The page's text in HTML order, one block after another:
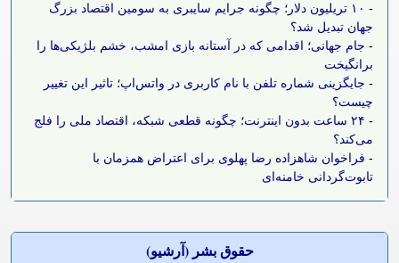
-
۱۰ تریلیون دلار؛ چگونه جرایم سایبری به سومین اقتصاد بزرگ
جهان تبدیل شد؟
- جام جهانی؛ اقدامی که در آستانه بازی امشب، خشم بلژیکی‌ها را
برانگیخت
- جایگزینی شماره تلفن با نام کاربری در واتس‌اپ؛ تاثیر این تغییر
چیست؟
-
۲۴ ساعت بدون اینترنت؛ چگونه قطعی شبکه، اقتصاد ملی را فلج
می‌کند؟
- فراخوان شاهزاده رضا پهلوی برای اعتراض همزمان با
تابوت‌گردانی خامنه‌ای
حقوق بشر (آرشيو)